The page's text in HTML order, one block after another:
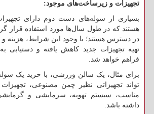
تجهیزات و زیرساخت‌های موجود:
بسیاری از سوله‌های دست دوم دارای
هستند که در طول سال‌ها مورد استفاده قرار
در دسترس هستند؛ با وجود این شرایط، هزینه و
تهیه تجهیزات جدید کاهش یافته و دستیابی
فراهم خواهد شد.
برای مثال، یک سالن ورزشی، با خرید یک
تواند تجهیزاتی نظیر چمن مصنوعی، تجهیزات
مناسب، سیستم تهویه، سرمایشی و
داشته باشد.